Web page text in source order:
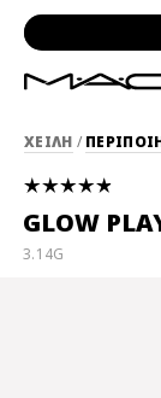
ΧΕΙΛΗ /
GLOW
3.14G